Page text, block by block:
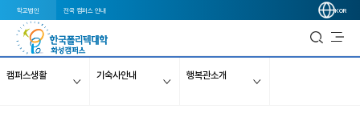
학교법인 전국 캠퍼스 안내 KOR
캠퍼스생활 기숙사안내 행복관소개